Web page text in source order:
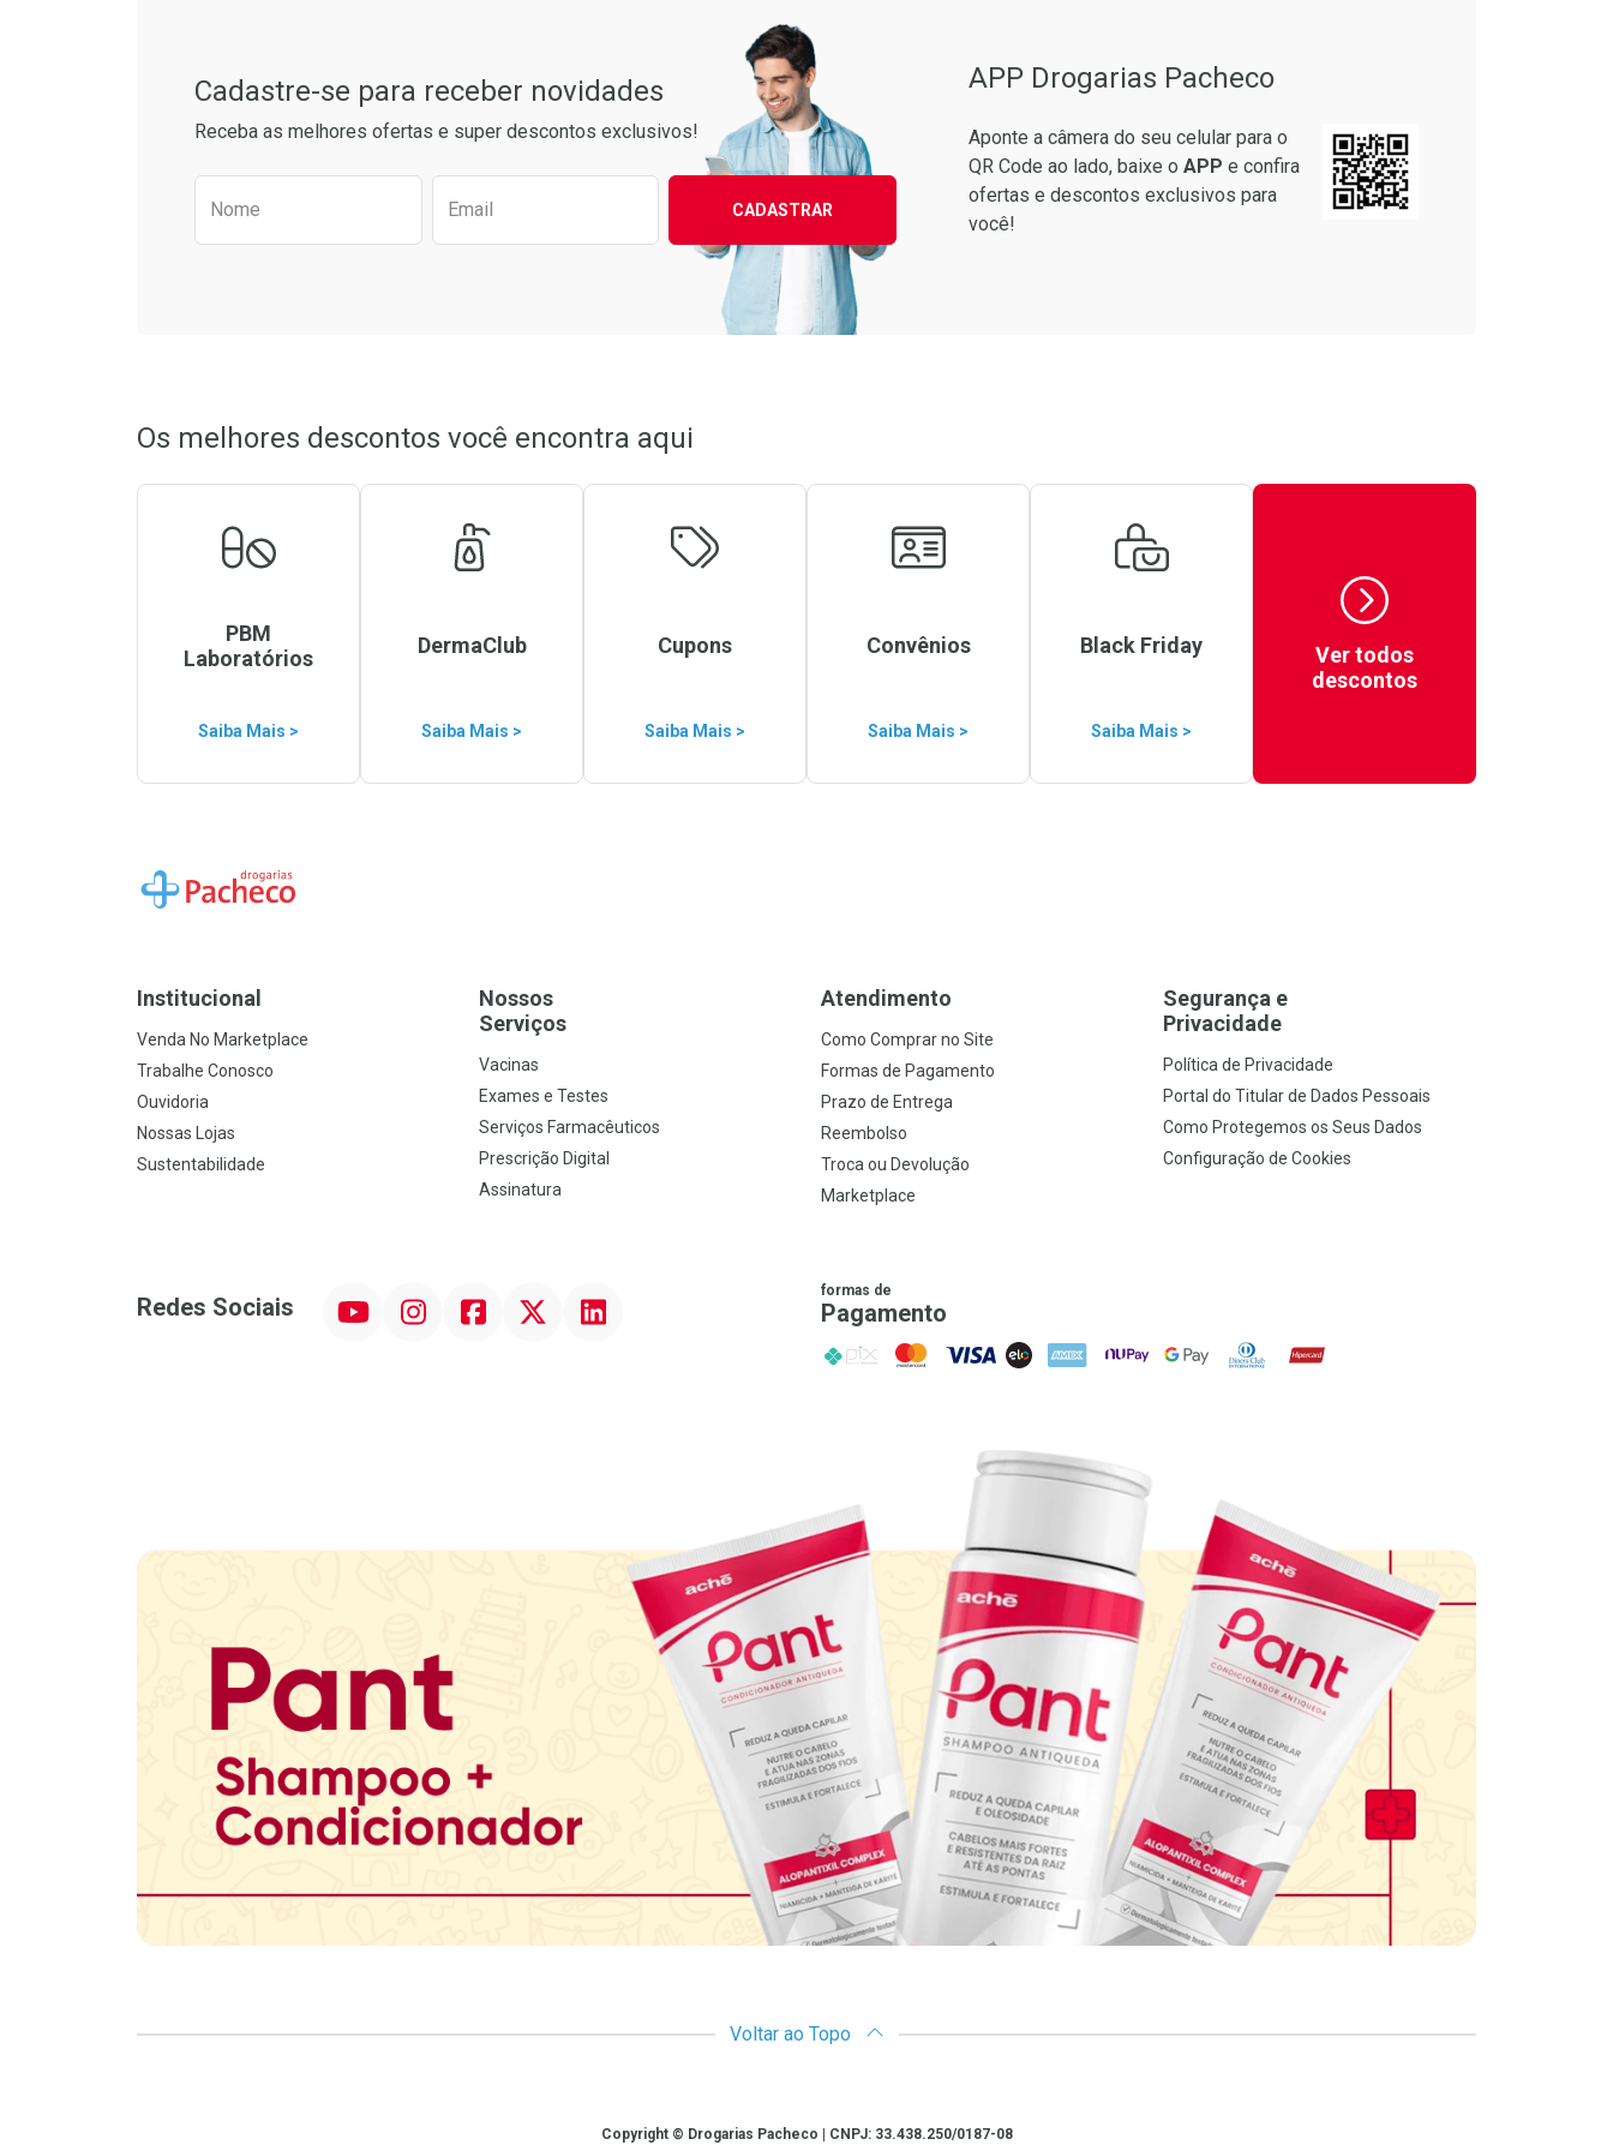
Ativar Desconto
Cadastre-se para receber novidades
Receba as melhores ofertas e super descontos exclusivos!
Preencha o formulário abaixo para receber as melhores ofertas:
Nome Email CADASTRAR
APP Drogarias Pacheco
Aponte a câmera do seu celular para o
QR Code ao lado, baixe o APP e confira
ofertas e descontos exclusivos para
você!
Os melhores descontos você encontra aqui
PBM
Laboratórios
Saiba Mais >
DermaClub
Saiba Mais >
Cupons
Saiba Mais >
Convênios
Saiba Mais >
Black Friday
Saiba Mais >
Ver todos
descontos
Ir para a Home
Institucional
Venda No Marketplace
Trabalhe Conosco
Ouvidoria
Nossas Lojas
Sustentabilidade
Nossos
Serviços
Vacinas
Exames e Testes
Serviços Farmacêuticos
Prescrição Digital
Assinatura
Atendimento
Como Comprar no Site
Formas de Pagamento
Prazo de Entrega
Reembolso
Troca ou Devolução
Marketplace
Segurança e
Privacidade
Política de Privacidade
Portal do Titular de Dados Pessoais
Como Protegemos os Seus Dados
Configuração de Cookies
Redes Sociais InstagramFacebookTwitter Linkedin formas de
Pagamento
PIX MasterCard
VISA ELO AMEX NuPay Google PayDiners ClubHipercard
Voltar ao Topo
Copyright © Drogarias Pacheco | CNPJ: 33.438.250/0187-08